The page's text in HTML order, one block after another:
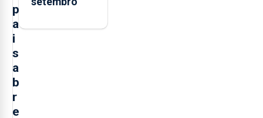
p
a
i
s
a
b
r
e